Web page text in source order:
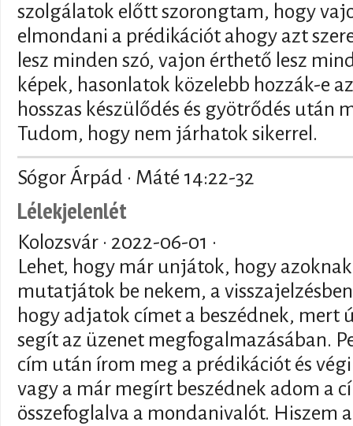
szolgálatok előtt szorongtam, hogy
elmondani a prédikációt ahogy azt
lesz minden szó, vajon érthető lesz
képek, hasonlatok közelebb hozzák-e
hosszas készülődés és gyötrődés után
Tudom, hogy nem járhatok sikerrel.
Sógor Árpád · Máté 14:22-32
Lélekjelenlét
Kolozsvár · 2022-06-01 ·
Lehet, hogy már unjátok, hogy
mutatjátok be nekem, a
hogy adjatok címet a beszédnek, mert
segít az üzenet megfogalmazásában.
cím után írom meg a prédikációt és
vagy a már megírt beszédnek adom a
összefoglalva a mondanivalót. Hiszem